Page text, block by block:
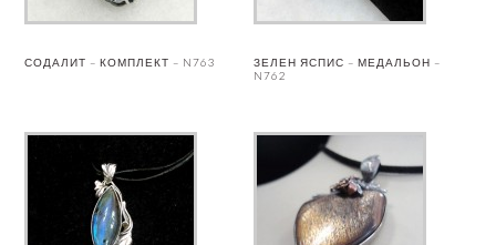
СОДАЛИТ – КОМПЛЕКТ – N763
ЗЕЛЕН ЯСПИС – МЕДАЛЬОН –
N762